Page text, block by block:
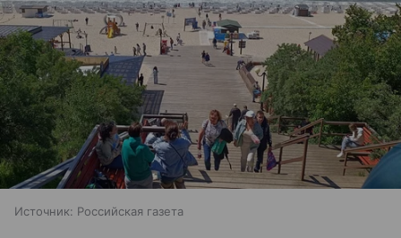
Источник: Российская газета